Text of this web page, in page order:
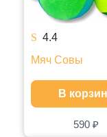
590 ₽
4.4
Мяч Совы
В